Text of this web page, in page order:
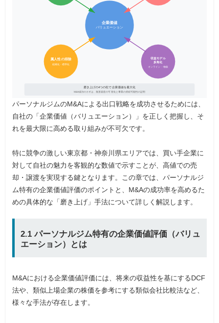
企業価値
バリュエーション
属人性の排除
組織化・標準化
収益モデル
多角化
オンライン・物販
磨き上げの4つの柱で企業価値を最大化
M&A成功のカギは、無形資産の可視化と事業の持続可能性の証明
パーソナルジムのM&Aによる出口戦略を成功させるためには、
自社の「企業価値（バリュエーション）」を正しく把握し、そ
れを最大限に高める取り組みが不可欠です。
特に競争の激しい東京都・神奈川県エリアでは、買い手企業に
対して自社の魅力を客観的な数値で示すことが、高値での売
却・譲渡を実現する鍵となります。この章では、パーソナルジ
ム特有の企業価値評価のポイントと、M&Aの成功率を高めるた
めの具体的な「磨き上げ」手法について詳しく解説します。
2.1 パーソナルジム特有の企業価値評価（バリュ
エーション）とは
M&Aにおける企業価値評価には、将来の収益性を基にするDCF
法や、類似上場企業の株価を参考にする類似会社比較法など、
様々な手法が存在します。